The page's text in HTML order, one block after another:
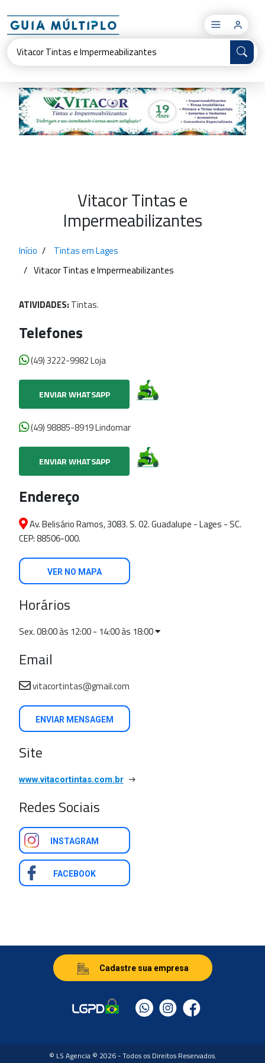
×
Vitacor Tintas e
Impermeabilizantes
Início
Tintas em Lages
Vitacor Tintas e Impermeabilizantes
ATIVIDADES: Tintas.
Telefones
(49) 3222-9982 Loja
ENVIAR WHATSAPP
(49) 98885-8919 Lindomar
ENVIAR WHATSAPP
Endereço
Av. Belisário Ramos, 3083. S. 02. Guadalupe - Lages - SC.
CEP: 88506-000.
VER NO MAPA
Horários
Sex. 08:00 às 12:00 - 14:00 às 18:00
Email
vitacortintas@gmail.com
ENVIAR MENSAGEM
Site
www.vitacortintas.com.br
Redes Sociais
INSTAGRAM
FACEBOOK
Cadastre sua empresa
© LS Agencia © 2026 - Todos os Direitos Reservados.